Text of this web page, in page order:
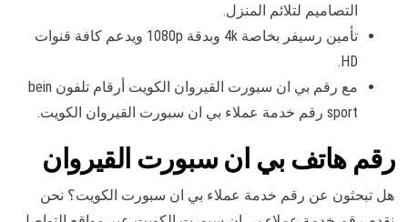
التصاميم لتلائم المنزل.
تأمين رسيفر بخاصة 4k وبدقة 1080p ويدعم كافة قنوات
HD.
مع رقم بي ان سبورت القيروان الكويت أرقام تلفون bein
sport رقم خدمة عملاء بي ان سبورت القيروان الكويت.
رقم هاتف بي ان سبورت القيروان
هل تبحثون عن رقم خدمة عملاء بي ان سبورت الكويت؟ نحن